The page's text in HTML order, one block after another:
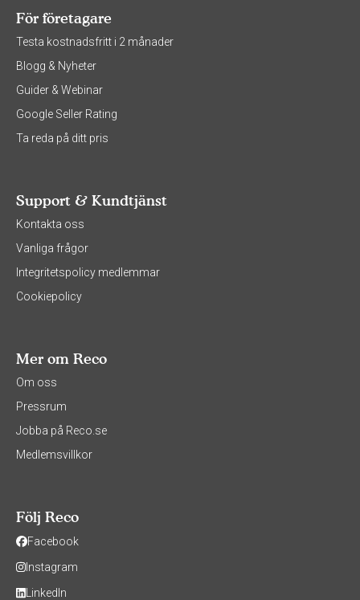
För företagare
Testa kostnadsfritt i 2 månader
Blogg & Nyheter
Guider & Webinar
Google Seller Rating
Ta reda på ditt pris
Support & Kundtjänst
Kontakta oss
Vanliga frågor
Integritetspolicy medlemmar
Cookiepolicy
Mer om Reco
Om oss
Pressrum
Jobba på Reco.se
Medlemsvillkor
Följ Reco
Facebook
Instagram
LinkedIn